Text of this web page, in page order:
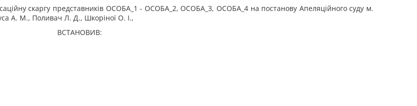
скаргу представників ОСОБА_1 - ОСОБА_2, ОСОБА_3, ОСОБА_4 на постанову Апеляційного суду м.
А. М., Поливач Л. Д., Шкоріної О. І.,
ВСТАНОВИВ: